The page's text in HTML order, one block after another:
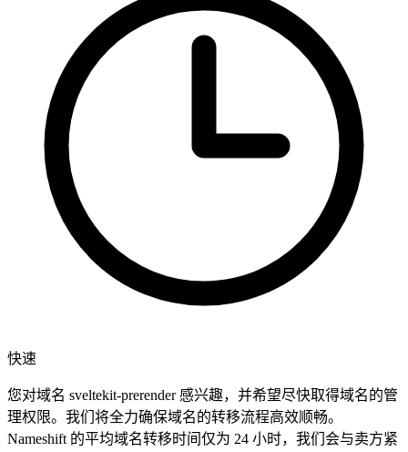
快速
您对域名 sveltekit-prerender 感兴趣，并希望尽快取得域名的管
理权限。我们将全力确保域名的转移流程高效顺畅。
Nameshift 的平均域名转移时间仅为 24 小时，我们会与卖方紧